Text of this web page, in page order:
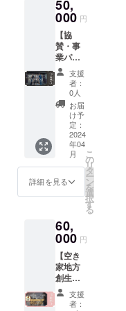
後のイ
ベント
情報な
どを共
有させ
ていた
だく予
定で
す。
予定
し、
2024年
3月中に
詳細を
ご連絡
いたし
ます。
※3 メー
ルなど
で工事
の進
捗、今
後のイ
ベント
どを共
有させ
定で
す。
効期限
は発行
日より1
年間と
なり、
使用し
なかっ
た場合
でも、
支援者
様への
返金は
致しか
ねます
のでご
ださ
い。 ※2
実施を
予定
し、
2024年
3月中に
詳細を
ご連絡
いたし
なりま
す。 ●
オープ
ニング
レセプ
ション
ご招待
（希望
制）※2
●空き家
地方創
生株式
会社か
らの情
報配信
※3 ※1
2024年
4月下旬
ト予定
です。
(工事の
進行状
況によ
り前後
する場
合があ
ション
ご招待
（希望
制）※2
●空き家
地方創
生株式
会社か
らの情
報配信
2024年
4月下旬
に宿泊
スター
ト予定
です。
り前後
する場
合があ
ります)
宿泊は4
名まで
は支援
金額内
50,
000 円
【協
賛・事
業パー
ト
ナー】
私たち
の活動
に共
感・サ
ポート
してい
ただけ
る事業
パート
ナー様
を募集
す。 応
援して
いただ
いた企
業様は
ホーム
ページ
や空き
支援
者：
0人
お届
け予
定：
2024
年04
月
詳細を見る
こ
の
リ
タ
ー
ン
を
選
択
す
る
60,
000 円
【空き
家地方
創生メ
ンバー
アテン
支援
者：